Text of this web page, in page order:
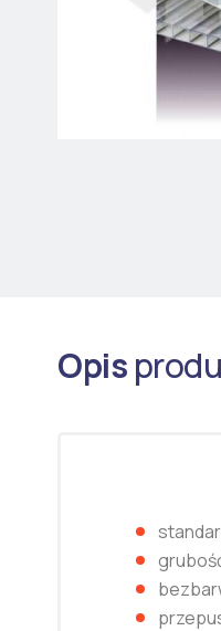
Opis